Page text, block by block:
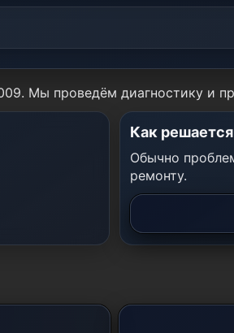
Мы проведём диагностику и
Как решается
Обычно
ремонту.